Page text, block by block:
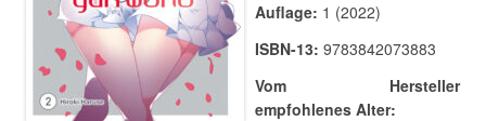
Auflage: 1 (2022)
ISBN-13: 9783842073883
Vom Hersteller
empfohlenes Alter: